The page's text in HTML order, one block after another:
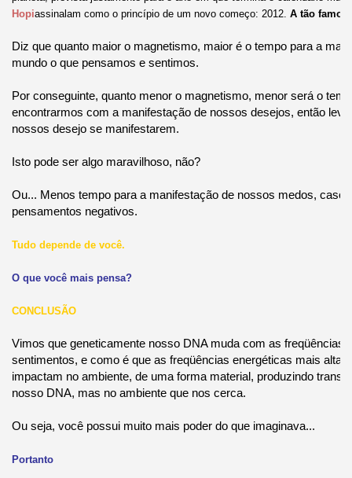
Hopiassinalam como o princípio de um novo começo: 2012. A tão
Diz que quanto maior o magnetismo, maior é o tempo para a
mundo o que pensamos e sentimos.
Por conseguinte, quanto menor o magnetismo, menor será o
encontrarmos com a manifestação de nossos desejos, então
nossos desejo se manifestarem.
Isto pode ser algo maravilhoso, não?
Ou... Menos tempo para a manifestação de nossos medos, caso
pensamentos negativos.
Tudo depende de você.
O que você mais pensa?
CONCLUSÃO
Vimos que geneticamente nosso DNA muda com as freqüências
sentimentos, e como é que as freqüências energéticas mais
impactam no ambiente, de uma forma material, produzindo
nosso DNA, mas no ambiente que nos cerca.
Ou seja, você possui muito mais poder do que imaginava...
Portanto